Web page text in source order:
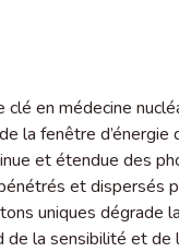
clé en médecine
la fenêtre d’énergie
et étendue des
et dispersés
uniques dégrade
de la sensibilité et